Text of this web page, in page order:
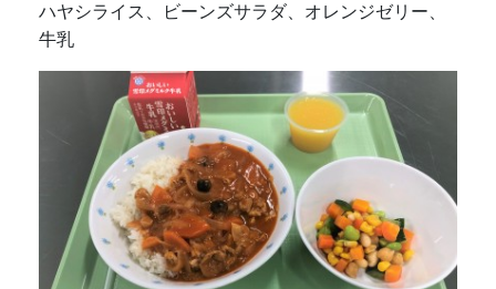
ハヤシライス、ビーンズサラダ、オレンジゼリー、
牛乳